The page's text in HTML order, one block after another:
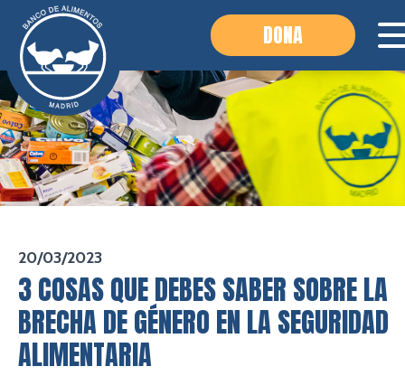
DONA
20/03/2023
3 COSAS QUE DEBES SABER SOBRE LA
BRECHA DE GÉNERO EN LA SEGURIDAD
ALIMENTARIA